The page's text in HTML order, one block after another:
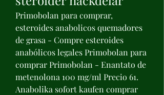
Primobolan para comprar,
esteroides anabolicos quemadores
de grasa - Compre esteroides
anabólicos legales Primobolan para
comprar Primobolan - Enantato de
metenolona 100 mg/ml Precio 61.
Anabolika sofort kaufen comprar